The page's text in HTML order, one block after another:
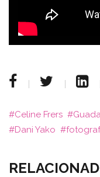
Celine Frers
Dani Yako